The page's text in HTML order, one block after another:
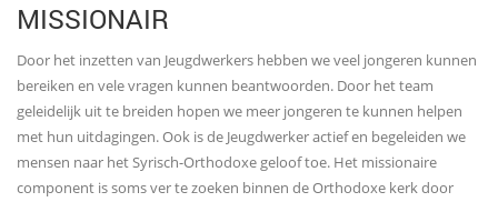
MISSIONAIR
Door het inzetten van Jeugdwerkers hebben we veel jongeren kunnen
bereiken en vele vragen kunnen beantwoorden. Door het team
geleidelijk uit te breiden hopen we meer jongeren te kunnen helpen
met hun uitdagingen. Ook is de Jeugdwerker actief en begeleiden we
mensen naar het Syrisch-Orthodoxe geloof toe. Het missionaire
component is soms ver te zoeken binnen de Orthodoxe kerk door